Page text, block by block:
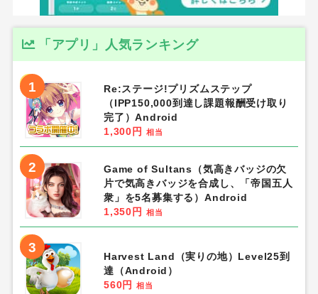
「アプリ」人気ランキング
1
Re:ステージ!プリズムステップ
（IPP150,000到達し課題報酬受け取り
完了）Android
1,300円
相当
2
Game of Sultans（気高きバッジの欠
片で気高きバッジを合成し、「帝国五人
衆」を5名募集する）Android
1,350円
相当
3
Harvest Land（実りの地）Level25到
達（Android）
560円
相当